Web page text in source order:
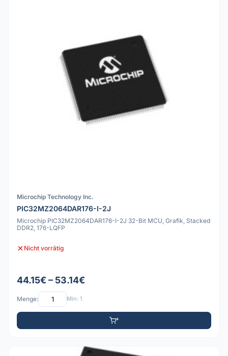
Microchip Technology Inc.
PIC32MZ2064DAR176-I-2J
Microchip PIC32MZ2064DAR176-I-2J 32-Bit MCU, Grafik, Stacked
DDR2, 176-LQFP
Nicht vorrätig
44.15€ – 53.14€
Menge: Min: 1